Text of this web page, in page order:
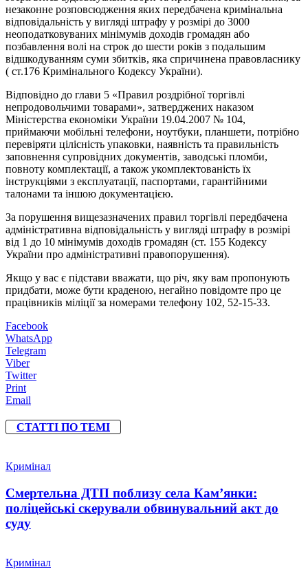
незаконне розповсюдження яких передбачена кримінальна
відповідальність у вигляді штрафу у розмірі до 3000
неоподатковуваних мінімумів доходів громадян або
позбавлення волі на строк до шести років з подальшим
відшкодуванням суми збитків, яка спричинена правовласнику
( ст.176 Кримінального Кодексу України).
Відповідно до глави 5 «Правил роздрібної торгівлі
непродовольчими товарами», затверджених наказом
Міністерства економіки України 19.04.2007 № 104,
приймаючи мобільні телефони, ноутбуки, планшети, потрібно
перевіряти цілісність упаковки, наявність та правильність
заповнення супровідних документів, заводські пломби,
повноту комплектації, а також укомплектованість їх
інструкціями з експлуатації, паспортами, гарантійними
талонами та іншою документацією.
За порушення вищезазначених правил торгівлі передбачена
адміністративна відповідальність у вигляді штрафу в розмірі
від 1 до 10 мінімумів доходів громадян (ст. 155 Кодексу
України про адміністративні правопорушення).
Якщо у вас є підстави вважати, що річ, яку вам пропонують
придбати, може бути краденою, негайно повідомте про це
працівників міліції за номерами телефону 102, 52-15-33.
Facebook
WhatsApp
Telegram
Viber
Twitter
Print
Email
СТАТТІ ПО ТЕМІ
Кримінал
Смертельна ДТП поблизу села Кам’янки:
поліцейські скерували обвинувальний акт до
суду
Кримінал